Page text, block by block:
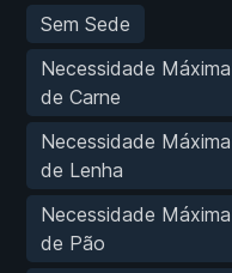
Sem Sede
Necessidade Máxima
de Carne
Necessidade Máxima
de Lenha
Necessidade Máxima
de Pão